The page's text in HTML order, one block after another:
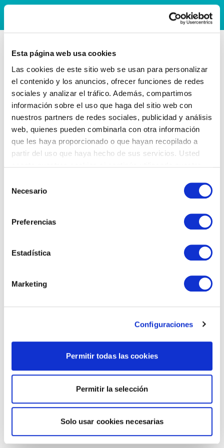
Esta página web usa cookies
Las cookies de este sitio web se usan para personalizar
el contenido y los anuncios, ofrecer funciones de redes
sociales y analizar el tráfico. Además, compartimos
información sobre el uso que haga del sitio web con
nuestros partners de redes sociales, publicidad y análisis
web, quienes pueden combinarla con otra información
que les haya proporcionado o que hayan recopilado a
partir del uso que haya hecho de sus servicios. Usted
Necesario
Preferencias
Estadística
Marketing
Configuraciones
Permitir todas las cookies
Permitir la selección
Solo usar cookies necesarias